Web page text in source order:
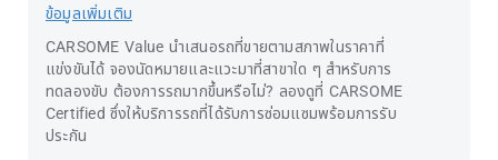
ข้อมูลเพิ่มเติม
CARSOME Value นำเสนอรถที่ขายตามสภาพในราคาที่
แข่งขันได้ จองนัดหมายและแวะมาที่สาขาใด ๆ สำหรับการ
ทดลองขับ ต้องการรถมากขึ้นหรือไม่? ลองดูที่ CARSOME
Certified ซึ่งให้บริการรถที่ได้รับการซ่อมแซมพร้อมการรับ
ประกัน